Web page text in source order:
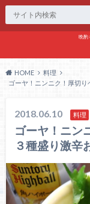
晩酌
HOME
料理
ゴーヤ！ニンニク！厚切
2018.06.10 料理
ゴーヤ！ニン
３種盛り激辛